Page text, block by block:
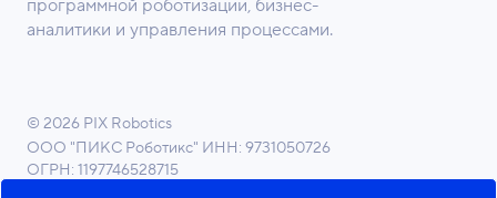
программной роботизации, бизнес-
аналитики и управления процессами.
© 2026 PIX Robotics
ООО "ПИКС Роботикс" ИНН: 9731050726
ОГРН: 1197746528715